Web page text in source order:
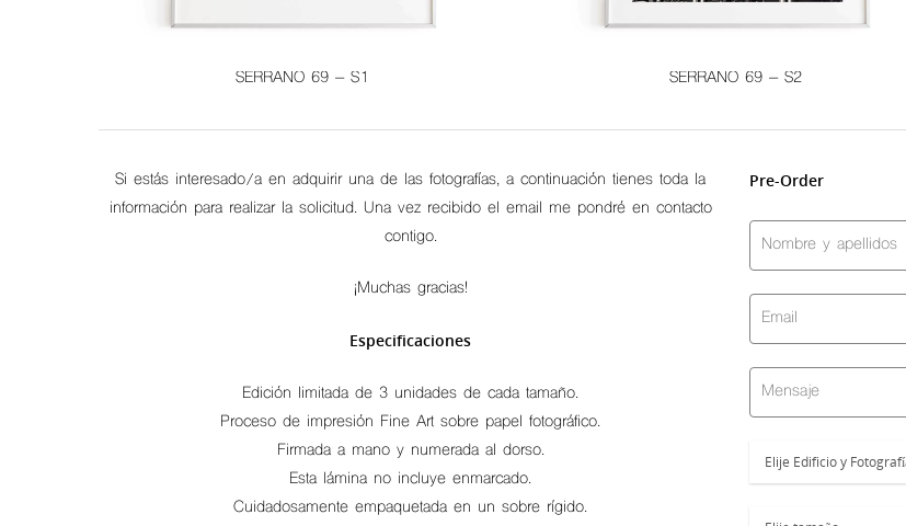
SERRANO 69 – S1 SERRANO 69 – S2
Si estás interesado/a en adquirir una de las fotografías, a continuación tienes toda la
información para realizar la solicitud. Una vez recibido el email me pondré en contacto
contigo.
¡Muchas gracias!
Especificaciones
Edición limitada de 3 unidades de cada tamaño.
Proceso de impresión Fine Art sobre papel fotográfico.
Firmada a mano y numerada al dorso.
Esta lámina no incluye enmarcado.
Cuidadosamente empaquetada en un sobre rígido.
Pre-Order